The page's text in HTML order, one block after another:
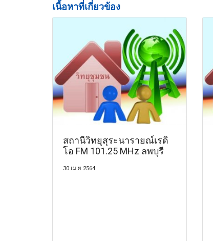
เนื้อหาที่เกี่ยวข้อง
สถานีวิทยุสุระนารายณ์เรดิ
โอ FM 101.25 MHz ลพบุรี
30 เม.ย 2564